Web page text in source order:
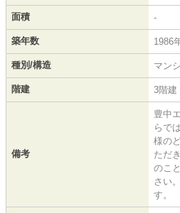
面積 -
築年数 1986
種別/構造 マン
階建 3階建
備考
豊中
らで
様の
ただ
のこ
さい
す。